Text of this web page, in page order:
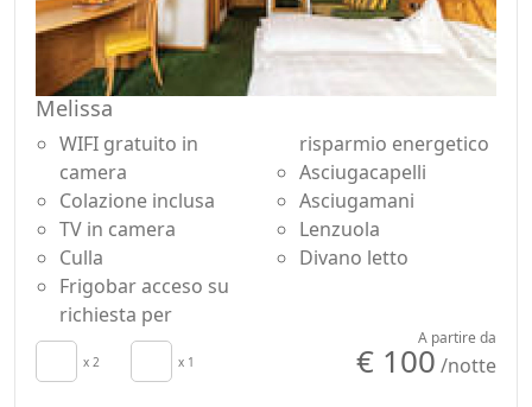
Melissa
WIFI gratuito in
camera
Colazione inclusa
TV in camera
Culla
Frigobar acceso su
richiesta per
risparmio energetico
Asciugacapelli
Asciugamani
Lenzuola
Divano letto
x 2 x 1
A partire da
€ 100 /notte